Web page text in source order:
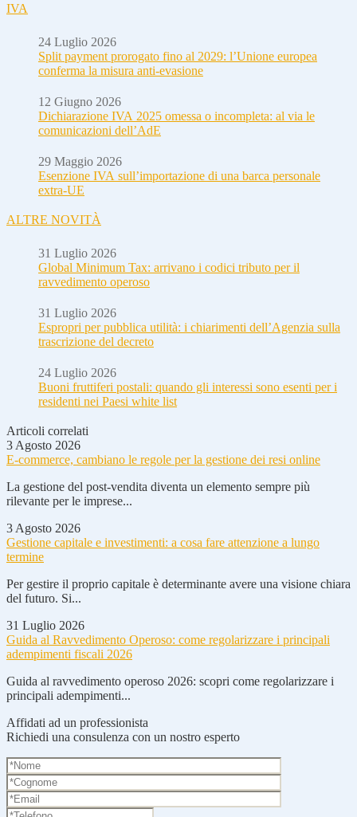
IVA
24 Luglio 2026
Split payment prorogato fino al 2029: l’Unione europea
conferma la misura anti-evasione
12 Giugno 2026
Dichiarazione IVA 2025 omessa o incompleta: al via le
comunicazioni dell’AdE
29 Maggio 2026
Esenzione IVA sull’importazione di una barca personale
extra-UE
ALTRE NOVITÀ
31 Luglio 2026
Global Minimum Tax: arrivano i codici tributo per il
ravvedimento operoso
31 Luglio 2026
Espropri per pubblica utilità: i chiarimenti dell’Agenzia sulla
trascrizione del decreto
24 Luglio 2026
Buoni fruttiferi postali: quando gli interessi sono esenti per i
residenti nei Paesi white list
Articoli correlati
3 Agosto 2026
E-commerce, cambiano le regole per la gestione dei resi online
La gestione del post-vendita diventa un elemento sempre più
rilevante per le imprese...
3 Agosto 2026
Gestione capitale e investimenti: a cosa fare attenzione a lungo
termine
Per gestire il proprio capitale è determinante avere una visione chiara
del futuro. Si...
31 Luglio 2026
Guida al Ravvedimento Operoso: come regolarizzare i principali
adempimenti fiscali 2026
Guida al ravvedimento operoso 2026: scopri come regolarizzare i
principali adempimenti...
Affidati ad un professionista
Richiedi una consulenza con un nostro esperto